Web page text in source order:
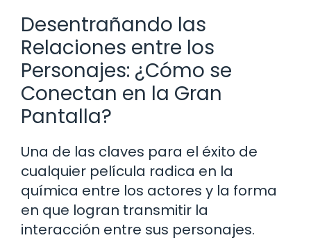
Desentrañando las
Relaciones entre los
Personajes: ¿Cómo se
Conectan en la Gran
Pantalla?
Una de las claves para el éxito de
cualquier película radica en la
química entre los actores y la forma
en que logran transmitir la
interacción entre sus personajes.